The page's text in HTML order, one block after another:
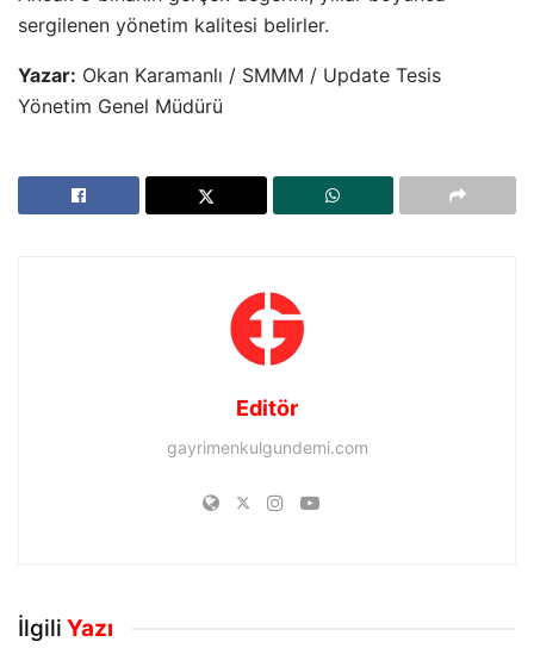
sergilenen yönetim kalitesi belirler.
Yazar: Okan Karamanlı / SMMM / Update Tesis
Yönetim Genel Müdürü
Editör
gayrimenkulgundemi.com
İlgili Yazı